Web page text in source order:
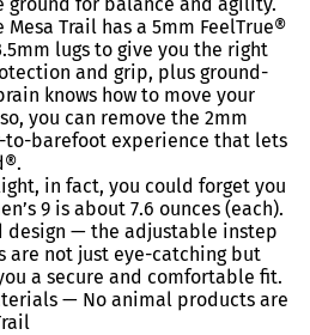
Mesa Trail has a 5mm FeelTrue®
lugs to give you the right
and grip, plus ground-
knows how to move your
you can remove the 2mm
to-barefoot experience that lets
in fact, you could forget you
9 is about 7.6 ounces (each).
design — the adjustable instep
are not just eye-catching but
a secure and comfortable fit.
— No animal products are